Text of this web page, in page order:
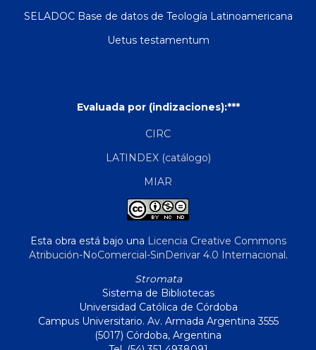
SELADOC Base de datos de Teología Latinoamericana
Uetus testamentum
Evaluada por (indizaciones):***
CIRC
LATINDEX (catálogo)
MIAR
Esta obra está bajo una Licencia Creative Commons
Atribución-NoComercial-SinDerivar 4.0 Internacional.
Stromata
Sistema de Bibliotecas
Universidad Católica de Córdoba
Campus Universitario. Av. Armada Argentina 3555
(5017) Córdoba, Argentina